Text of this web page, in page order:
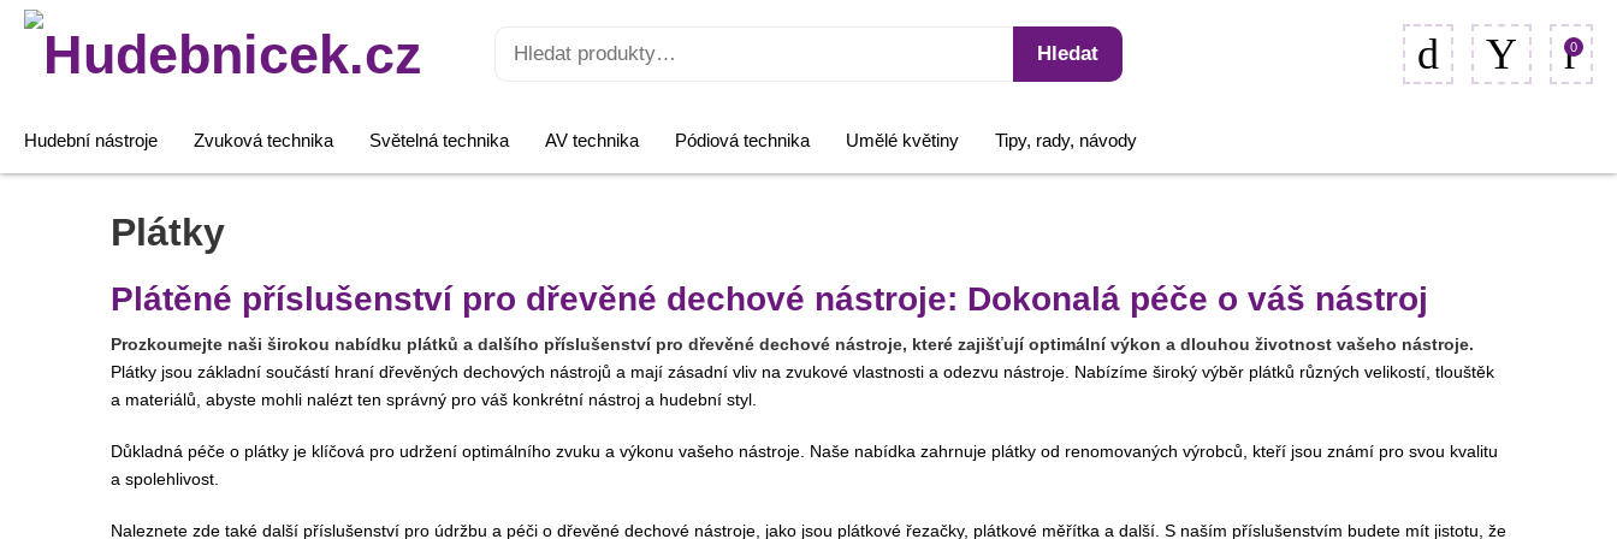
Hledat:
Hledat 0
Hudební nástroje Zvuková technika Světelná technika AV technika Pódiová technika Umělé květiny Tipy, rady, návody
Plátky
Plátěné příslušenství pro dřevěné dechové nástroje: Dokonalá péče o váš nástroj
Prozkoumejte naši širokou nabídku plátků a dalšího příslušenství pro dřevěné dechové nástroje, které zajišťují optimální výkon a dlouhou životnost vašeho nástroje.
Plátky jsou základní součástí hraní dřevěných dechových nástrojů a mají zásadní vliv na zvukové vlastnosti a odezvu nástroje. Nabízíme široký výběr plátků různých velikostí, tlouštěk
a materiálů, abyste mohli nalézt ten správný pro váš konkrétní nástroj a hudební styl.
Důkladná péče o plátky je klíčová pro udržení optimálního zvuku a výkonu vašeho nástroje. Naše nabídka zahrnuje plátky od renomovaných výrobců, kteří jsou známí pro svou kvalitu
a spolehlivost.
Naleznete zde také další příslušenství pro údržbu a péči o dřevěné dechové nástroje, jako jsou plátkové řezačky, plátkové měřítka a další. S naším příslušenstvím budete mít jistotu, že